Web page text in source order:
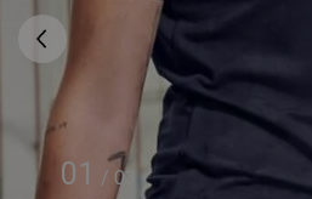
01 / 03